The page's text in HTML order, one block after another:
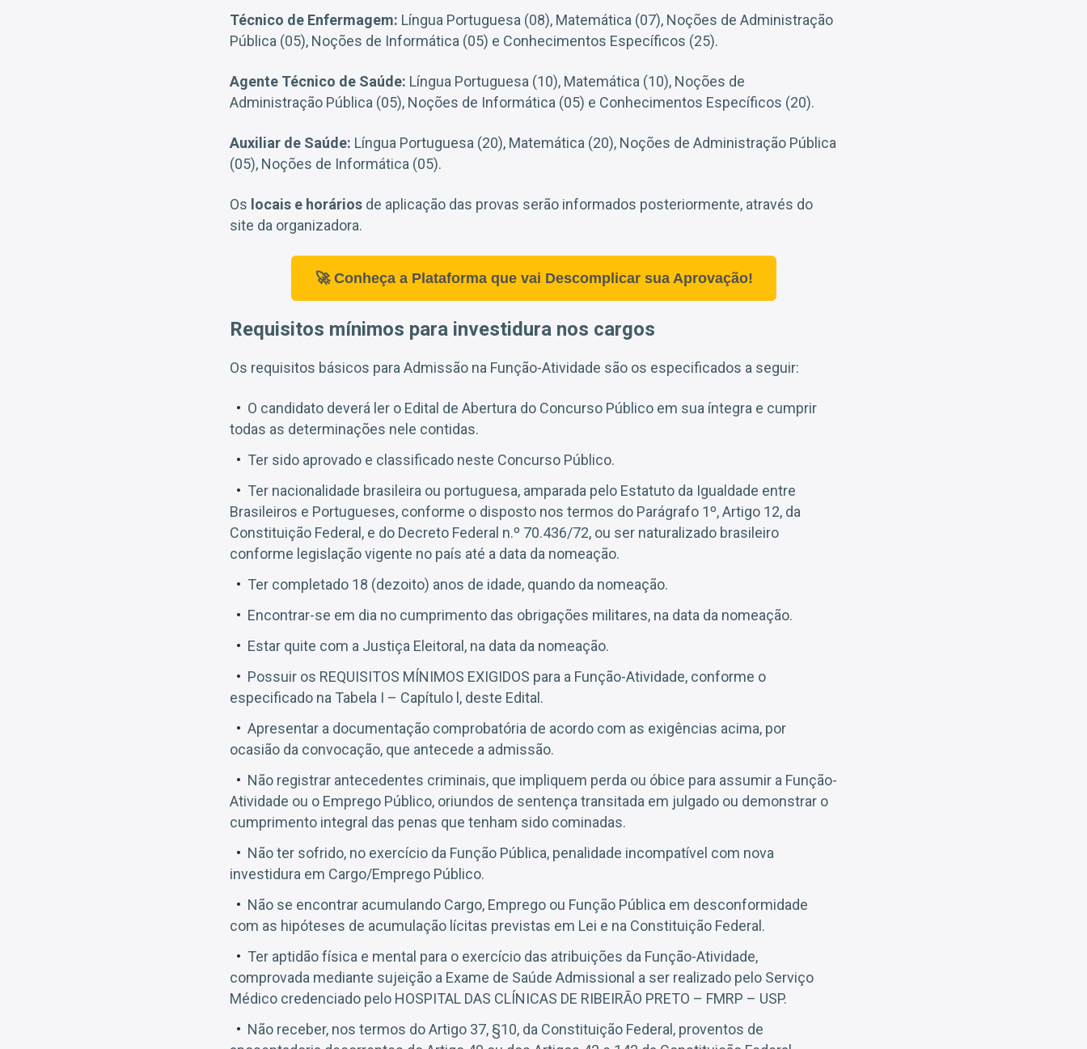
Técnico de Enfermagem: Língua Portuguesa (08), Matemática (07), Noções de Administração
Pública (05), Noções de Informática (05) e Conhecimentos Específicos (25).
Agente Técnico de Saúde: Língua Portuguesa (10), Matemática (10), Noções de
Administração Pública (05), Noções de Informática (05) e Conhecimentos Específicos (20).
Auxiliar de Saúde: Língua Portuguesa (20), Matemática (20), Noções de Administração Pública
(05), Noções de Informática (05).
Os locais e horários de aplicação das provas serão informados posteriormente, através do
site da organizadora.
🚀 Conheça a Plataforma que vai Descomplicar sua Aprovação!
Requisitos mínimos para investidura nos cargos
Os requisitos básicos para Admissão na Função-Atividade são os especificados a seguir:
O candidato deverá ler o Edital de Abertura do Concurso Público em sua íntegra e cumprir
todas as determinações nele contidas.
Ter sido aprovado e classificado neste Concurso Público.
Ter nacionalidade brasileira ou portuguesa, amparada pelo Estatuto da Igualdade entre
Brasileiros e Portugueses, conforme o disposto nos termos do Parágrafo 1º, Artigo 12, da
Constituição Federal, e do Decreto Federal n.º 70.436/72, ou ser naturalizado brasileiro
conforme legislação vigente no país até a data da nomeação.
Ter completado 18 (dezoito) anos de idade, quando da nomeação.
Encontrar-se em dia no cumprimento das obrigações militares, na data da nomeação.
Estar quite com a Justiça Eleitoral, na data da nomeação.
Possuir os REQUISITOS MÍNIMOS EXIGIDOS para a Função-Atividade, conforme o
especificado na Tabela I – Capítulo l, deste Edital.
Apresentar a documentação comprobatória de acordo com as exigências acima, por
ocasião da convocação, que antecede a admissão.
Não registrar antecedentes criminais, que impliquem perda ou óbice para assumir a Função-
Atividade ou o Emprego Público, oriundos de sentença transitada em julgado ou demonstrar o
cumprimento integral das penas que tenham sido cominadas.
Não ter sofrido, no exercício da Função Pública, penalidade incompatível com nova
investidura em Cargo/Emprego Público.
Não se encontrar acumulando Cargo, Emprego ou Função Pública em desconformidade
com as hipóteses de acumulação lícitas previstas em Lei e na Constituição Federal.
Ter aptidão física e mental para o exercício das atribuições da Função-Atividade,
comprovada mediante sujeição a Exame de Saúde Admissional a ser realizado pelo Serviço
Médico credenciado pelo HOSPITAL DAS CLÍNICAS DE RIBEIRÃO PRETO – FMRP – USP.
Não receber, nos termos do Artigo 37, §10, da Constituição Federal, proventos de